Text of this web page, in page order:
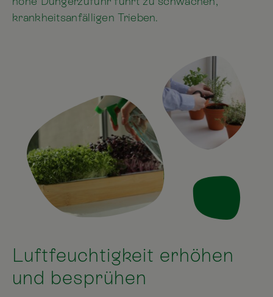
krankheitsanfälligen Trieben.
Luftfeuchtigkeit erhöhen
und besprühen